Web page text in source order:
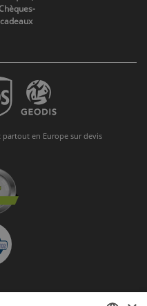
cadeaux
partout en Europe sur devis